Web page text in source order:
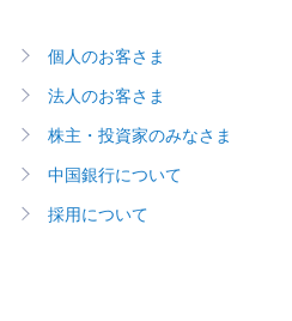
個人のお客さま
法人のお客さま
株主・投資家のみなさま
中国銀行について
採用について